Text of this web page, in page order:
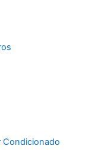
Condicionado